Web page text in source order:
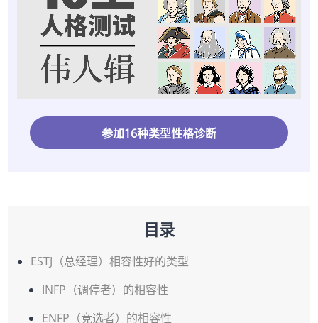
参加16种类型性格诊断
目录
ESTJ（总经理）相容性好的类型
INFP（调停者）的相容性
ENFP（竞选者）的相容性